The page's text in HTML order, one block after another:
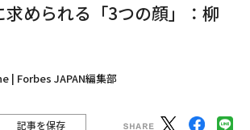
求められる「3つの顔」：柳
| Forbes JAPAN編集部
記事を保存